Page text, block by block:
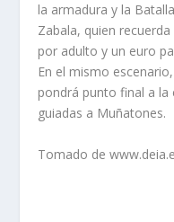
la armadura y la
Zabala, quien
por adulto y un euro
En el mismo
pondrá punto final a la
guiadas a Muñatones.
Tomado de